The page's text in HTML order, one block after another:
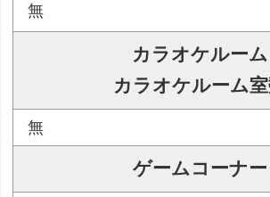
無
カラオケルーム
カラオケルーム
無
ゲームコーナー